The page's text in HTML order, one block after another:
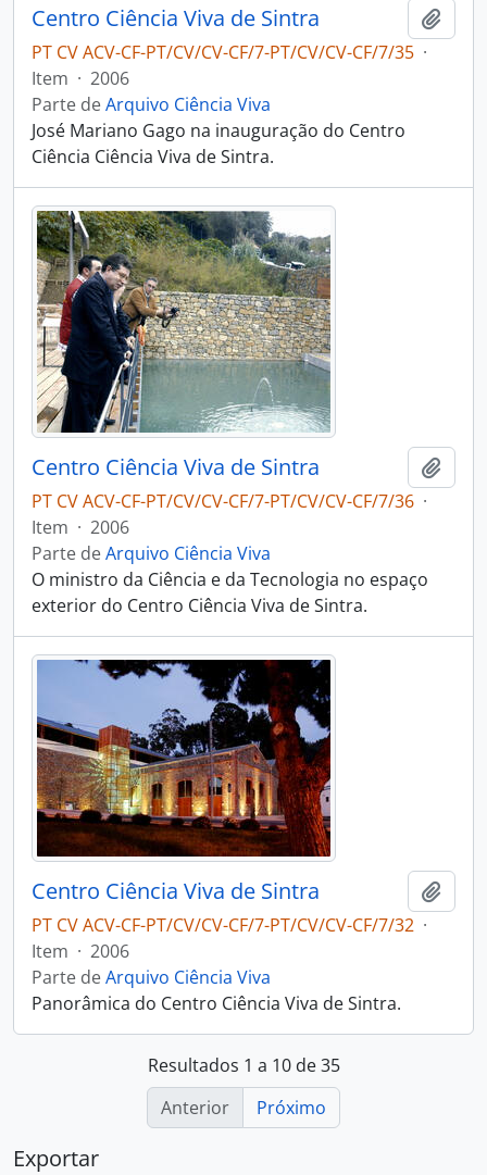
Centro Ciência Viva de Sintra
PT CV ACV-CF-PT/CV/CV-CF/7-PT/CV/CV-CF/7/35 ·
Item · 2006
Parte deArquivo Ciência Viva
José Mariano Gago na inauguração do Centro
Ciência Ciência Viva de Sintra.
Centro Ciência Viva de Sintra
PT CV ACV-CF-PT/CV/CV-CF/7-PT/CV/CV-CF/7/36 ·
Item · 2006
Parte deArquivo Ciência Viva
O ministro da Ciência e da Tecnologia no espaço
exterior do Centro Ciência Viva de Sintra.
Centro Ciência Viva de Sintra
PT CV ACV-CF-PT/CV/CV-CF/7-PT/CV/CV-CF/7/32 ·
Item · 2006
Parte deArquivo Ciência Viva
Panorâmica do Centro Ciência Viva de Sintra.
Resultados 1 a 10 de 35
Anterior
Próximo
Exportar